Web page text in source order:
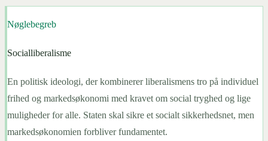
Nøglebegreb
Socialliberalisme
En politisk ideologi, der kombinerer liberalismens tro på individuel
frihed og markedsøkonomi med kravet om social tryghed og lige
muligheder for alle. Staten skal sikre et socialt sikkerhedsnet, men
markedsøkonomien forbliver fundamentet.